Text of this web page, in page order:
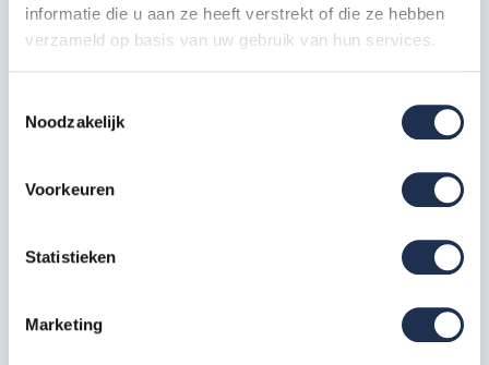
informatie die u aan ze heeft verstrekt of die ze hebben
verzameld op basis van uw gebruik van hun services.
Noodzakelijk
Voorkeuren
Statistieken
Marketing
Breedte in cm 135 cm
Voorloopleuning
Type gebruik